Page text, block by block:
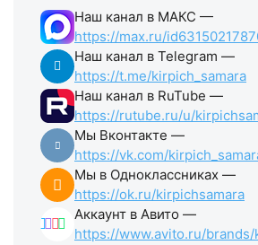
Наш канал в МАКС —
https://max.ru/
Наш канал в Telegram —
https://t.me/kirpich_samara
Наш канал в RuTube —
https://rutube.ru/u/
Мы Вконтакте —
https://vk.com/
Мы в Одноклассниках —
https://ok.ru/kirpichsamara
Аккаунт в Авито —
https://www.avito.ru/